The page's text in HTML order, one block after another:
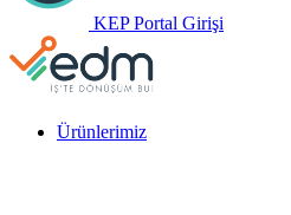
KEP Portal Girişi
Ürünlerimiz